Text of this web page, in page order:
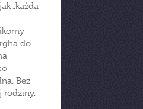
„każda
do
Bez
rodziny.